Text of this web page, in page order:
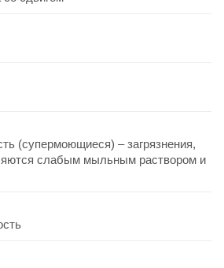
(супермоющиеся) – загрязнения,
слабым мыльным раствором и